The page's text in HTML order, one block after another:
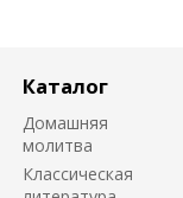
Каталог
Домашняя
молитва
Классическая